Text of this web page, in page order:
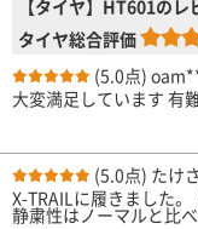
【タイヤ】HT601のレ
タイヤ総合評価
(5.0点)
大変満
(5.0点) たけ
X-TRAILに履きました
静粛性はノーマルと比